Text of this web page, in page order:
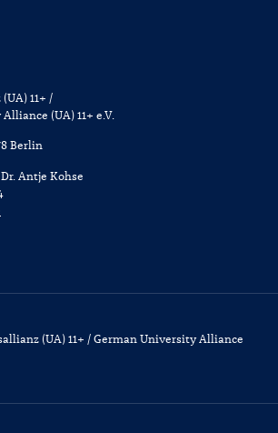
11+ /
(UA) 11+ e.V.
Berlin
Antje Kohse
(UA) 11+ / German University Alliance